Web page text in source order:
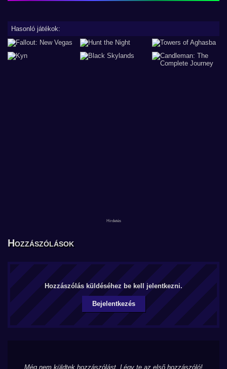
Hasonló játékok:
Hozzászólások
Hozzászólás küldéséhez be kell jelentkezni.
Bejelentkezés
Még nem küldtek hozzászólást. Légy te az első hozzászóló!